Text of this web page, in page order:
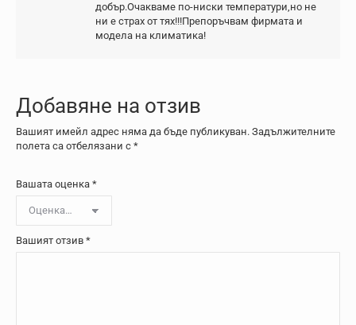
добър.Очакваме по-ниски температури,но не
ни е страх от тях!!!Препоръчвам фирмата и
модела на климатика!
Добавяне на отзив
Вашият имейл адрес няма да бъде публикуван. Задължителните
полета са отбелязани с *
Вашата оценка *
Вашият отзив *